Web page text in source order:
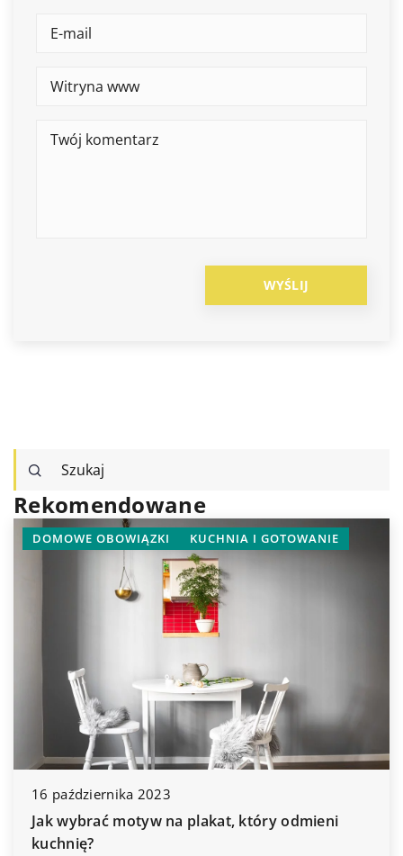
Rekomendowane
OBOWIĄZKI KUCHNIA I GOTOWANIE
października 2023
wybrać motyw na plakat, który odmieni